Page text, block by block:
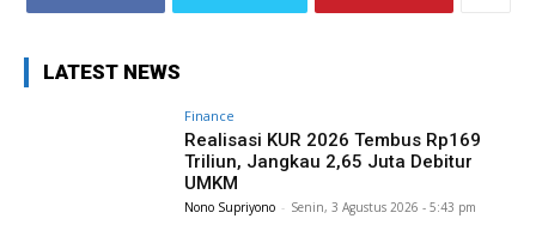
LATEST NEWS
Finance
Realisasi KUR 2026 Tembus Rp169
Triliun, Jangkau 2,65 Juta Debitur
UMKM
Nono Supriyono - Senin, 3 Agustus 2026 - 5:43 pm